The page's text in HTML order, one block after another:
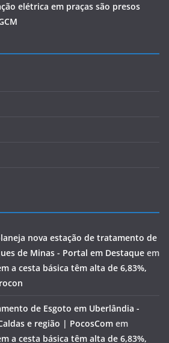
elétrica em praças são presos
nova estação de tratamento de
de Minas - Portal em Destaque em
a cesta básica têm alta de 6,83%,
de Esgoto em Uberlândia -
e região | PocosCom em
a cesta básica têm alta de 6,83%,